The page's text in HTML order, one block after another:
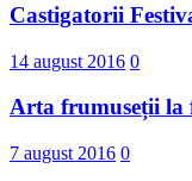
Castigatorii
14 august 2016 0
Arta frumuseții la
7 august 2016 0